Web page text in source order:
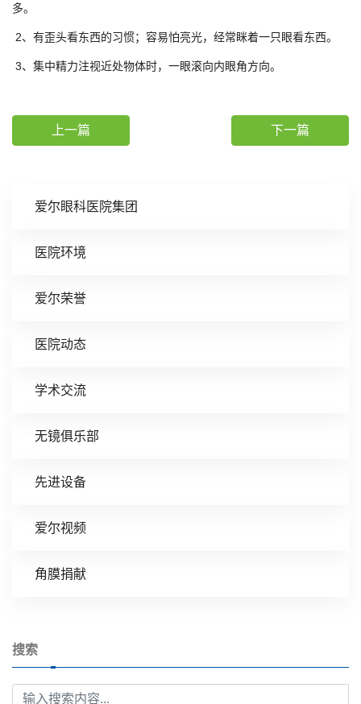
爱尔眼科医院集团
医院环境
爱尔荣誉
医院动态
学术交流
无镜俱乐部
先进设备
爱尔视频
角膜捐献
搜索
多。
2、有歪头看东西的习惯；容易怕亮光，经常眯着一只眼看东西。
3、集中精力注视近处物体时，一眼滚向内眼角方向。
上一篇 下一篇